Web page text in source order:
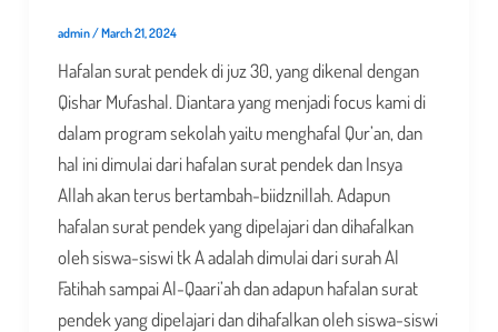
admin/March 21, 2024
Hafalan surat pendek di juz 30, yang dikenal dengan
Qishar Mufashal. Diantara yang menjadi focus kami di
dalam program sekolah yaitu menghafal Qur’an, dan
hal ini dimulai dari hafalan surat pendek dan Insya
Allah akan terus bertambah-biidznillah. Adapun
hafalan surat pendek yang dipelajari dan dihafalkan
oleh siswa-siswi tk A adalah dimulai dari surah Al
Fatihah sampai Al-Qaari’ah dan adapun hafalan surat
pendek yang dipelajari dan dihafalkan oleh siswa-siswi